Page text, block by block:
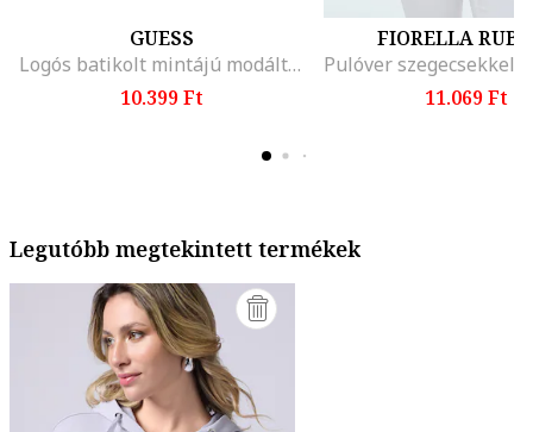
GUESS
Logós batikolt mintájú modáltartalmú body
10.399 Ft
FIORELLA
11.069 Ft
Legutóbb megtekintett termékek